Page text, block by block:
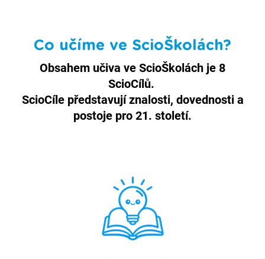
Co učíme ve ScioŠkolách?
Obsahem učiva ve ScioŠkolách je 8
ScioCílů.
ScioCíle představují znalosti, dovednosti a
postoje pro 21. století.